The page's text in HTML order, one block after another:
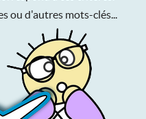
ou d'autres mots-clés...